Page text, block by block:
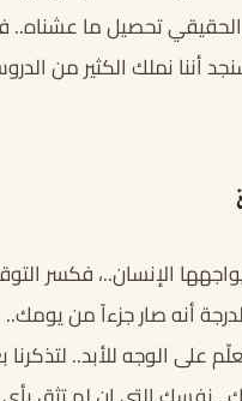
تحصيل ما عشناه..
أننا نملك الكثير من
الإنسان..، فكسر
أنه صار جزءاً من يومك..
الوجه للأبد..